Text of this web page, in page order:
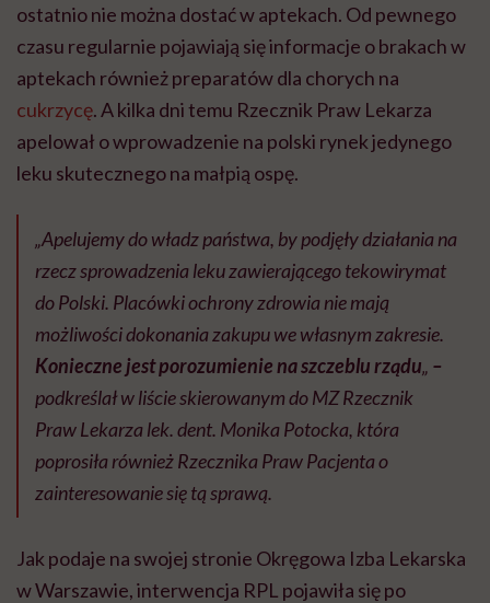
ostatnio nie można dostać w aptekach. Od pewnego
czasu regularnie pojawiają się informacje o brakach w
aptekach również preparatów dla chorych na
cukrzycę. A kilka dni temu Rzecznik Praw Lekarza
apelował o wprowadzenie na polski rynek jedynego
leku skutecznego na małpią ospę.
„Apelujemy do władz państwa, by podjęły działania na
rzecz sprowadzenia leku zawierającego tekowirymat
do Polski. Placówki ochrony zdrowia nie mają
możliwości dokonania zakupu we własnym zakresie.
Konieczne jest porozumienie na szczeblu rządu„ –
podkreślał w liście skierowanym do MZ Rzecznik
Praw Lekarza lek. dent. Monika Potocka, która
poprosiła również Rzecznika Praw Pacjenta o
zainteresowanie się tą sprawą.
Jak podaje na swojej stronie Okręgowa Izba Lekarska
w Warszawie, interwencja RPL pojawiła się po